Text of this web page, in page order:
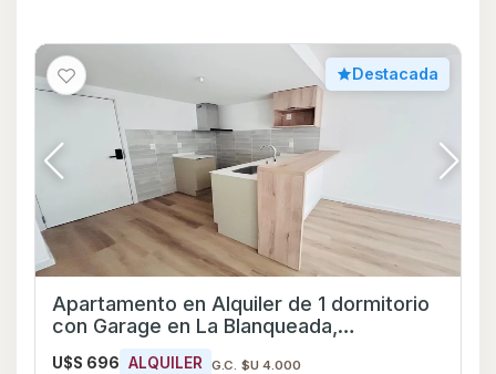
Destacada
Apartamento en Alquiler de 1 dormitorio
con Garage en La Blanqueada,
Montevideo
U$S 696 ALQUILER G.C. $U 4.000